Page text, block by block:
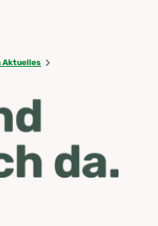
Aktuelles